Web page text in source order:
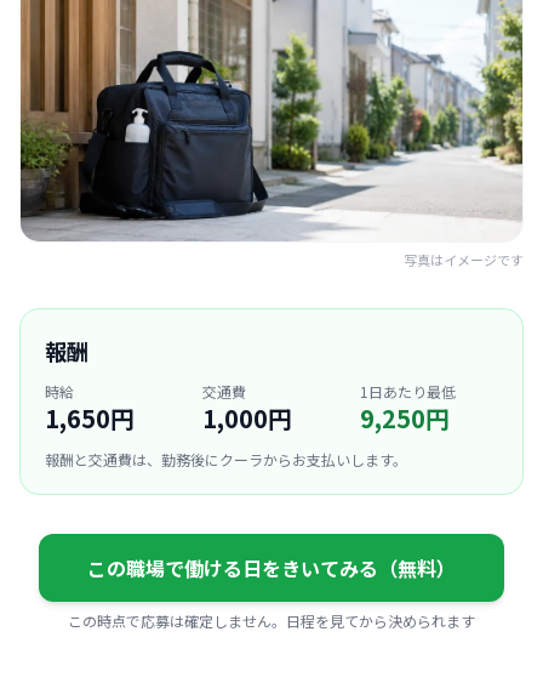
写真はイメージです
報酬
時給
1,650円
交通費
1,000円
1日あたり最低
9,250円
報酬と交通費は、勤務後にクーラからお支払いします。
この職場で働ける日をきいてみる（無料）
この時点で応募は確定しません。日程を見てから決められます